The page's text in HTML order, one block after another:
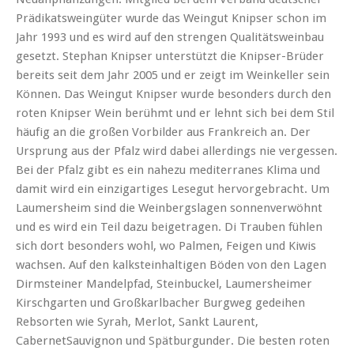
Prädikatsweingüter wurde das Weingut Knipser schon im
Jahr 1993 und es wird auf den strengen Qualitätsweinbau
gesetzt. Stephan Knipser unterstützt die Knipser-Brüder
bereits seit dem Jahr 2005 und er zeigt im Weinkeller sein
Können. Das Weingut Knipser wurde besonders durch den
roten Knipser Wein berühmt und er lehnt sich bei dem Stil
häufig an die großen Vorbilder aus Frankreich an. Der
Ursprung aus der Pfalz wird dabei allerdings nie vergessen.
Bei der Pfalz gibt es ein nahezu mediterranes Klima und
damit wird ein einzigartiges Lesegut hervorgebracht. Um
Laumersheim sind die Weinbergslagen sonnenverwöhnt
und es wird ein Teil dazu beigetragen. Di Trauben fühlen
sich dort besonders wohl, wo Palmen, Feigen und Kiwis
wachsen. Auf den kalksteinhaltigen Böden von den Lagen
Dirmsteiner Mandelpfad, Steinbuckel, Laumersheimer
Kirschgarten und Großkarlbacher Burgweg gedeihen
Rebsorten wie Syrah, Merlot, Sankt Laurent,
CabernetSauvignon und Spätburgunder. Die besten roten